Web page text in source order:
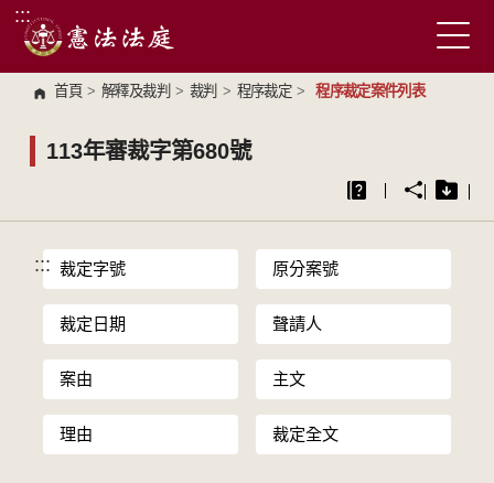
跳到主要內容區塊
:::
首頁 > 解釋及裁判 > 裁判 > 程序裁定 > 程序裁定案件列表
113年審裁字第680號
::: 裁定字號 原分案號
裁定日期 聲請人
案由 主文
理由 裁定全文